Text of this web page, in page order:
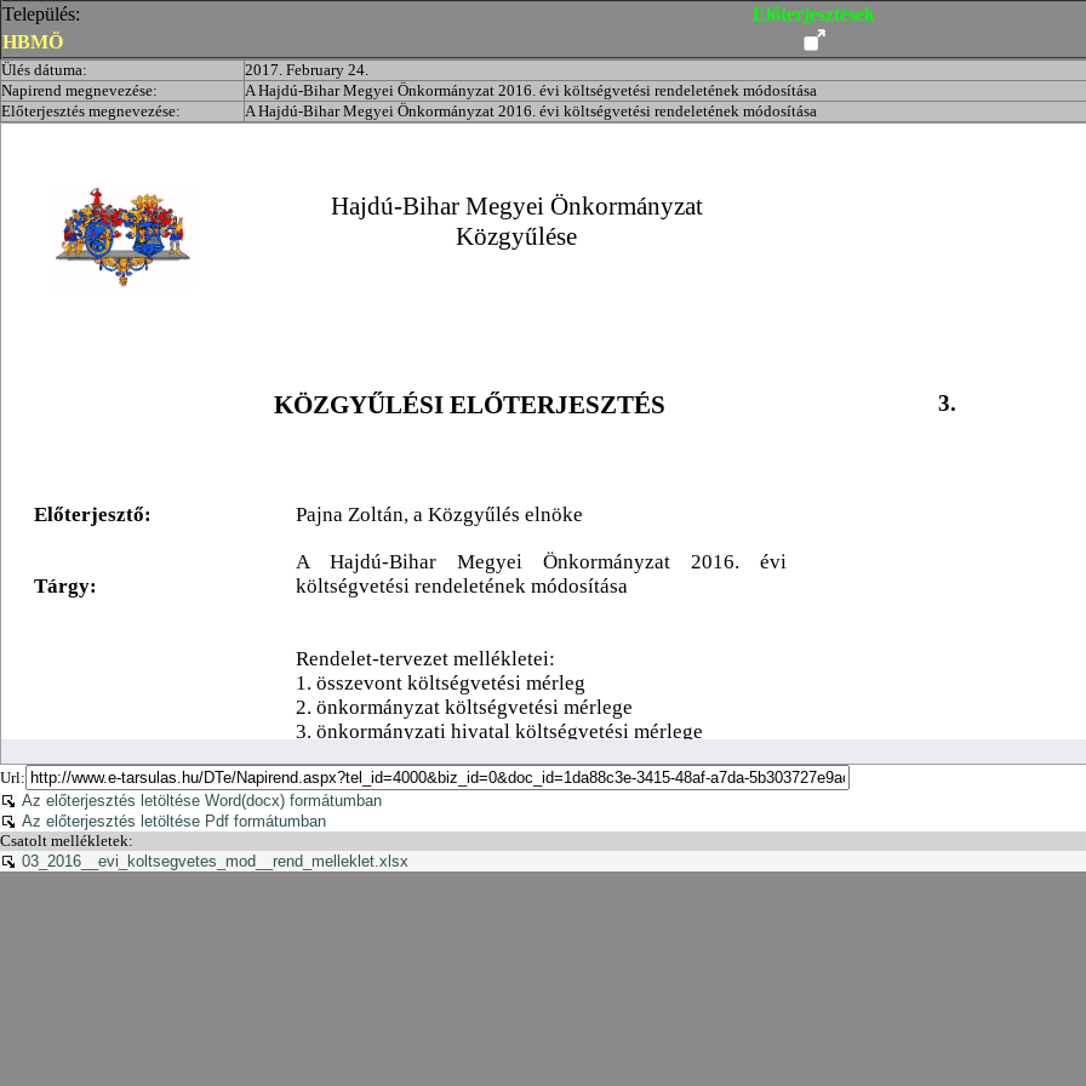
Település: Előterjesztések
HBMÖ
Ülés dátuma:
2017. February 24.
Napirend megnevezése:
A Hajdú-Bihar Megyei Önkormányzat 2016. évi költségvetési rendeletének módosítása
Előterjesztés megnevezése:
A Hajdú-Bihar Megyei Önkormányzat 2016. évi költségvetési rendeletének módosítása
Url:
Az előterjesztés letöltése Word(docx) formátumban
Az előterjesztés letöltése Pdf formátumban
Csatolt mellékletek:
03_2016__evi_koltsegvetes_mod__rend_melleklet.xlsx